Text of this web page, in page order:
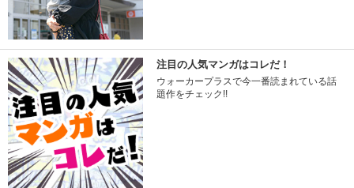
注目の人気マンガはコレだ！
ウォーカープラスで今一番読まれている話
題作をチェック!!